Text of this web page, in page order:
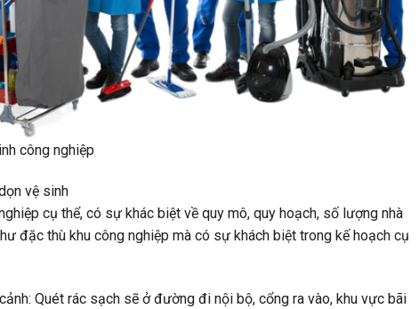
công nghiệp
vệ sinh
cụ thể, có sự khác biệt về quy mô, quy hoạch, số lượng nhà
đặc thù khu công nghiệp mà có sự khách biệt trong kế hoạch cụ
Quét rác sạch sẽ ở đường đi nội bộ, cổng ra vào, khu vực bãi